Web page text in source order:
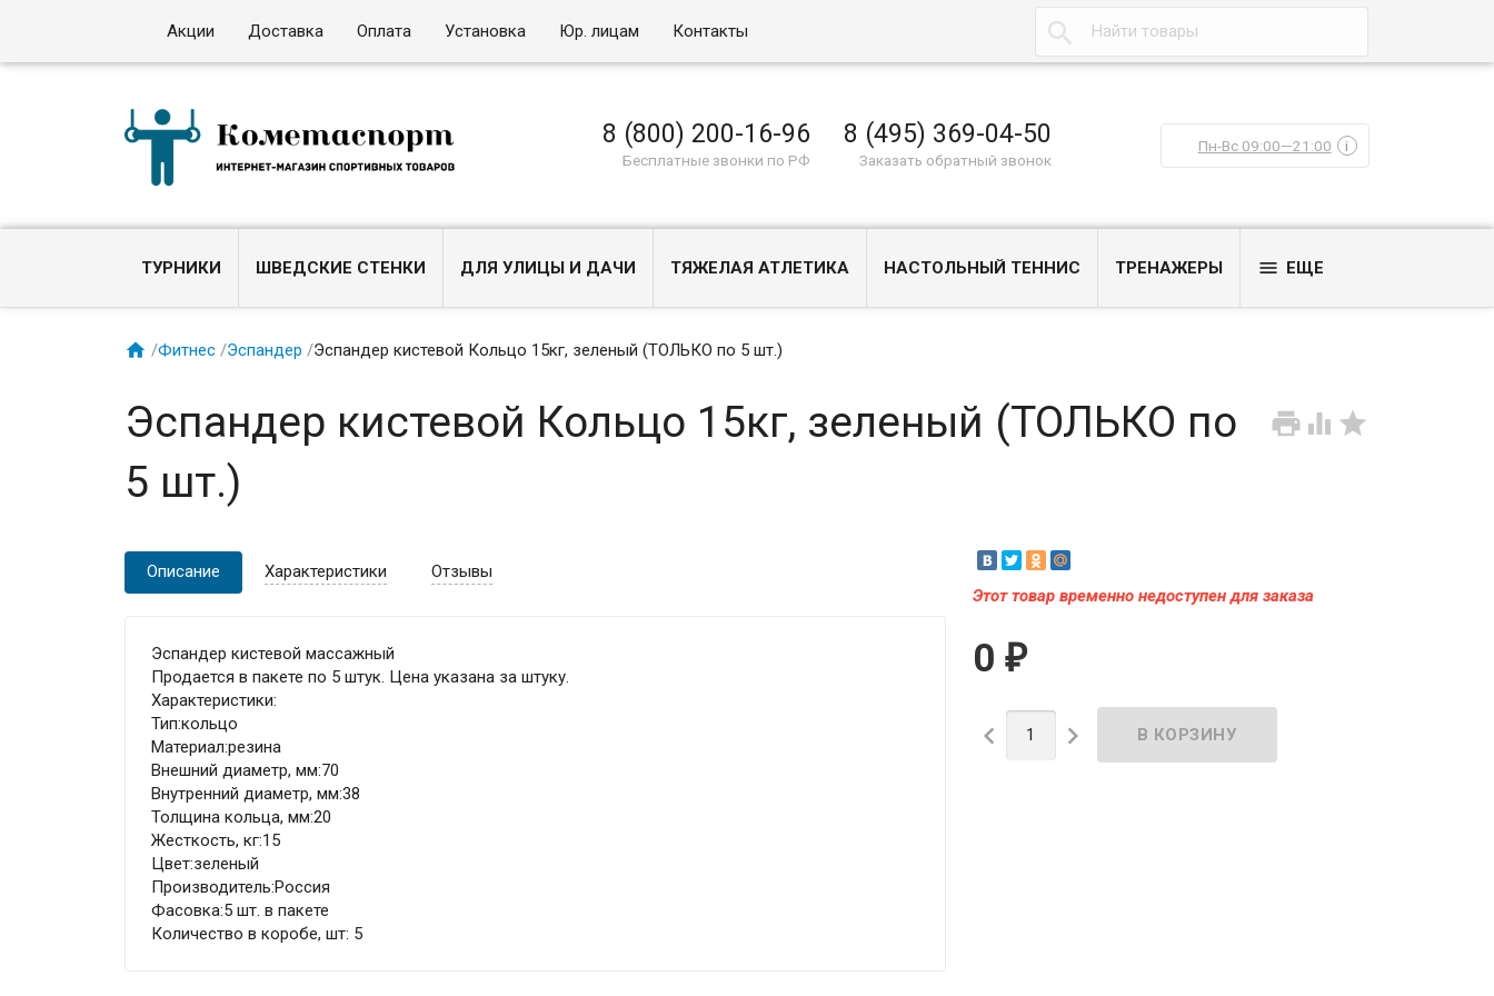
Акции Доставка Оплата Установка Юр. лицам Контакты 
8 (800) 200-16-96
Бесплатные звонки по РФ
8 (495) 369-04-50
Заказать обратный звонок
Пн-Вс 09:00—21:00 i
ТУРНИКИ ШВЕДСКИЕ СТЕНКИ ДЛЯ УЛИЦЫ И ДАЧИ ТЯЖЕЛАЯ АТЛЕТИКА НАСТОЛЬНЫЙ ТЕННИС ТРЕНАЖЕРЫ  ЕЩЕ
 /Фитнес /Эспандер /Эспандер кистевой Кольцо 15кг, зеленый (ТОЛЬКО по 5 шт.)
  
Эспандер кистевой Кольцо 15кг, зеленый (ТОЛЬКО по
5 шт.)
Этот товар временно недоступен для заказа
0 ₽
 
Описание Характеристики Отзывы
Эспандер кистевой массажный
Продается в пакете по 5 штук. Цена указана за штуку.
Характеристики:
Тип:кольцо
Материал:резина
Внешний диаметр, мм:70
Внутренний диаметр, мм:38
Толщина кольца, мм:20
Жесткость, кг:15
Цвет:зеленый
Производитель:Россия
Фасовка:5 шт. в пакете
Количество в коробе, шт: 5